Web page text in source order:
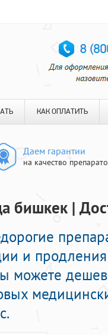
КАК ОПЛАТИТЬ
Даем гарантии
на качество
бишкек |
и продления
можете